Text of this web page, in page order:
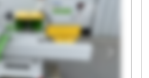
Grebe GmbH
GmbH Omnibusverkehr
Grebe GmbH
GmbH Omnibusverkehr
Grebe GmbH
GmbH Omnibusverkehr